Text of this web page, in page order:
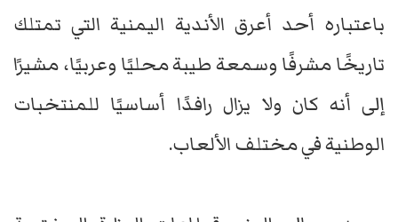
باعتباره أحد أعرق الأندية اليمنية التي تمتلك
تاريخًا مشرفًا وسمعة طيبة محليًا وعربيًا، مشيرًا
إلى أنه كان ولا يزال رافدًا أساسيًا للمنتخبات
الوطنية في مختلف الألعاب.